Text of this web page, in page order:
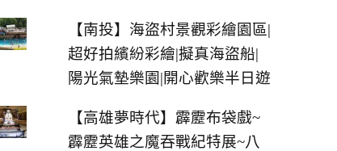
【南投】海盜村景觀彩繪園區|
超好拍繽紛彩繪|擬真海盜船|
陽光氣墊樂園|開心歡樂半日遊
【高雄夢時代】霹靂布袋戲~
霹靂英雄之魔吞戰紀特展~八